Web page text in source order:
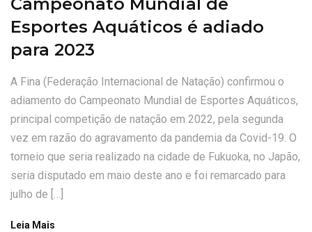
Esportes Aquáticos é adiado
para 2023
A Fina (Federação Internacional de Natação) confirmou o
adiamento do Campeonato Mundial de Esportes Aquáticos,
principal competição de natação em 2022, pela segunda
vez em razão do agravamento da pandemia da Covid-19. O
torneio que seria realizado na cidade de Fukuoka, no Japão,
seria disputado em maio deste ano e foi remarcado para
julho de […]
Leia Mais